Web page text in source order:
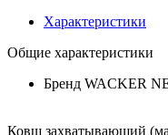
Характеристики
Общие характеристики
Бренд WACKER
Ковш захватывающий